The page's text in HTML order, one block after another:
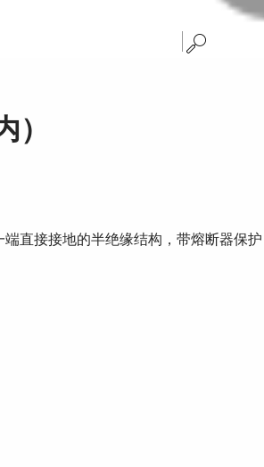
直接接地的半绝缘结构，带熔断器保